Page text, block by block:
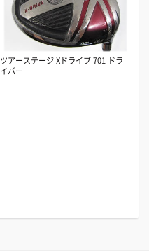
ツアーステージ Xドライブ 701 ドラ
イバー